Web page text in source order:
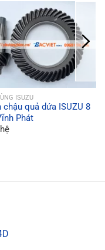
QUICK VIEW
ISUZU
chậu quả dứa ISUZU 8
Phát